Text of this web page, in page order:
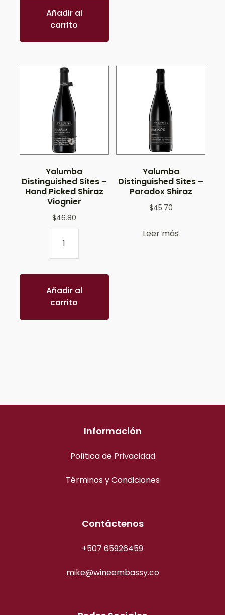
Añadir al
carrito
Yalumba
Distinguished Sites –
Hand Picked Shiraz
Viognier
$46.80
Añadir al
carrito
Yalumba
Distinguished Sites –
Paradox Shiraz
$45.70
Leer más
Información
Política de Privacidad
Términos y Condiciones
Contáctenos
+507 65926459
mike@wineembassy.co